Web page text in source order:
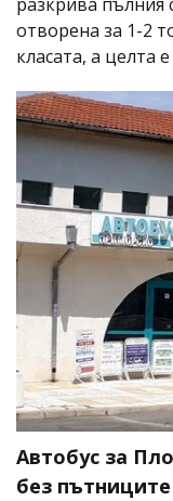
отворена за 1-2
класата, а целта
Автобус за
без